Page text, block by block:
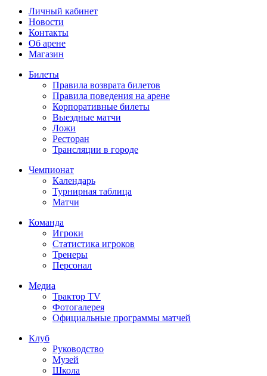
Личный кабинет
Новости
Контакты
Об арене
Магазин
Билеты
Правила возврата билетов
Правила поведения на арене
Корпоративные билеты
Выездные матчи
Ложи
Ресторан
Трансляции в городе
Чемпионат
Календарь
Турнирная таблица
Матчи
Команда
Игроки
Статистика игроков
Тренеры
Персонал
Медиа
Трактор TV
Фотогалерея
Официальные программы матчей
Клуб
Руководство
Музей
Школа